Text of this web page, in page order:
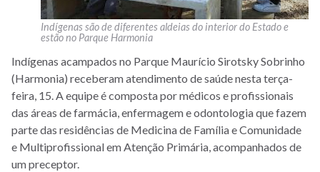
Indígenas são de diferentes aldeias do interior do Estado e
estão no Parque Harmonia
Indígenas acampados no Parque Maurício Sirotsky Sobrinho
(Harmonia) receberam atendimento de saúde nesta terça-
feira, 15. A equipe é composta por médicos e profissionais
das áreas de farmácia, enfermagem e odontologia que fazem
parte das residências de Medicina de Família e Comunidade
e Multiprofissional em Atenção Primária, acompanhados de
um preceptor.